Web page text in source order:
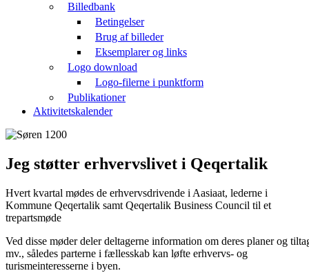
Billedbank
Betingelser
Brug af billeder
Eksemplarer og links
Logo download
Logo-filerne i punktform
Publikationer
Aktivitetskalender
Jeg støtter erhvervslivet i Qeqertalik
Hvert kvartal mødes de erhvervsdrivende i Aasiaat, lederne i
Kommune Qeqertalik samt Qeqertalik Business Council til et
trepartsmøde
Ved disse møder deler deltagerne information om deres planer og
mv., således parterne i fællesskab kan løfte erhvervs- og
turismeinteresserne i byen.